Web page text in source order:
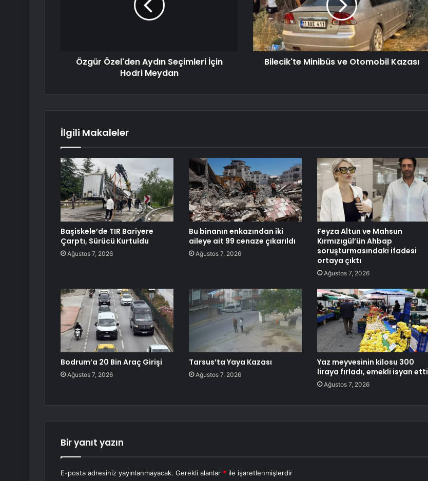
Özgür Özel'den Aydın Seçimleri İçin
Hodri Meydan
Bilecik'te Minibüs ve Otomobil Kazası
İlgili Makaleler
Başiskele’de TIR Bariyere
Çarptı, Sürücü Kurtuldu
Ağustos 7, 2026
Bu binanın enkazından iki
aileye ait 99 cenaze çıkarıldı
Ağustos 7, 2026
Feyza Altun ve Mahsun
Kırmızıgül’ün Ahbap
soruşturmasındaki ifadesi
ortaya çıktı
Ağustos 7, 2026
Bodrum’a 20 Bin Araç Girişi
Ağustos 7, 2026
Tarsus’ta Yaya Kazası
Ağustos 7, 2026
Yaz meyvesinin kilosu 300
liraya fırladı, emekli isyan etti
Ağustos 7, 2026
Bir yanıt yazın
E-posta adresiniz yayınlanmayacak. Gerekli alanlar * ile işaretlenmişlerdir